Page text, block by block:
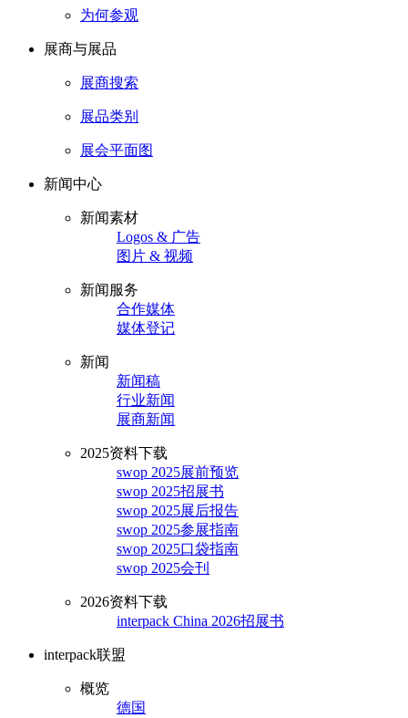
为何参观
展商与展品
展商搜索
展品类别
展会平面图
新闻中心
新闻素材
Logos & 广告
图片 & 视频
新闻服务
合作媒体
媒体登记
新闻
新闻稿
行业新闻
展商新闻
2025资料下载
swop 2025展前预览
swop 2025招展书
swop 2025展后报告
swop 2025参展指南
swop 2025口袋指南
swop 2025会刊
2026资料下载
interpack China 2026招展书
interpack联盟
概览
德国